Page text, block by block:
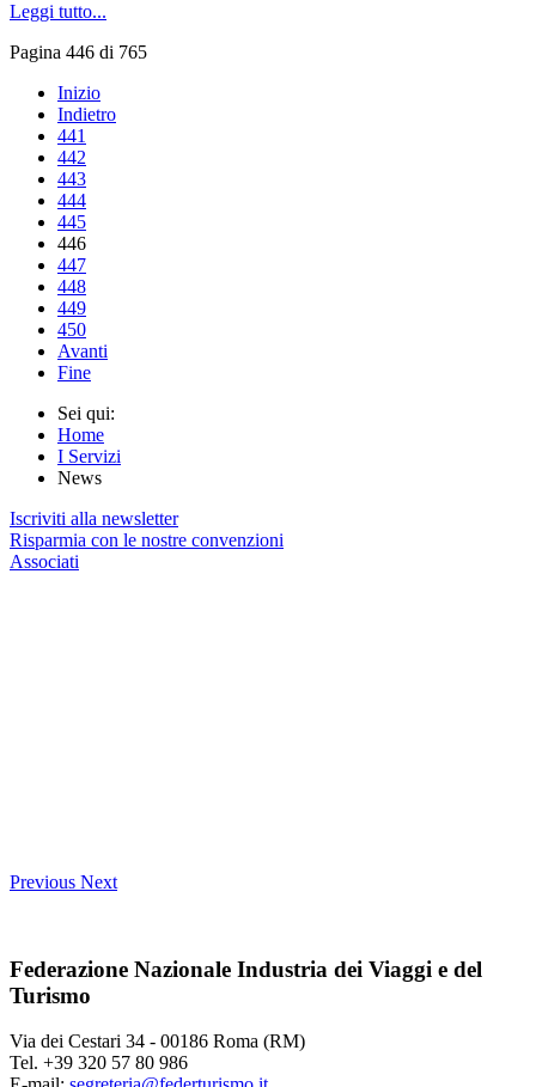
Leggi tutto...
Pagina 446 di 765
Inizio
Indietro
441
442
443
444
445
446
447
448
449
450
Avanti
Fine
Sei qui:
Home
I Servizi
News
Iscriviti alla newsletter
Risparmia con le nostre convenzioni
Associati
Previous Next
Federazione Nazionale Industria dei Viaggi e del
Turismo
Via dei Cestari 34 - 00186 Roma (RM)
Tel. +39 320 57 80 986